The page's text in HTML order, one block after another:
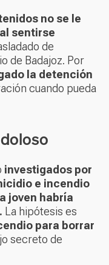
no se le
sentirse
de
de Badajoz. Por
la detención
cuando pueda
investigados por
e incendio
la joven habría
La hipótesis es
para borrar
secreto de